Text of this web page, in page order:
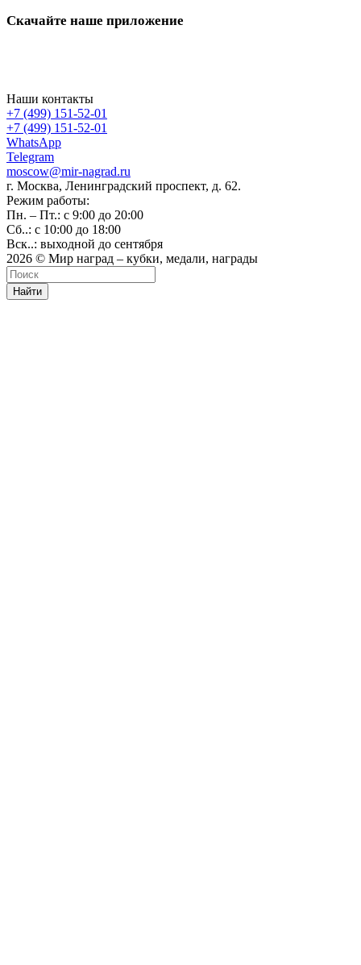
Скачайте наше приложение
Наши контакты
+7 (499) 151-52-01
+7 (499) 151-52-01
WhatsApp
Telegram
moscow@mir-nagrad.ru
г. Москва, Ленинградский проспект, д. 62.
Режим работы:
Пн. – Пт.: с 9:00 до 20:00
Сб..: с 10:00 до 18:00
Вск..: выходной до сентября
2026 © Мир наград – кубки, медали, награды
Найти